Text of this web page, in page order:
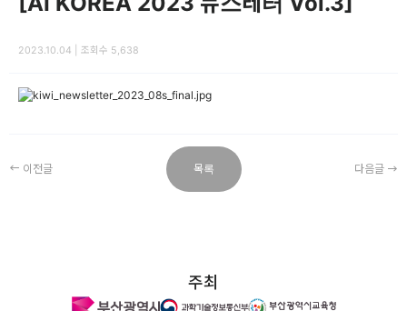
2023.10.04 | 조회수 5,638
이전글 목록 다음글
주최